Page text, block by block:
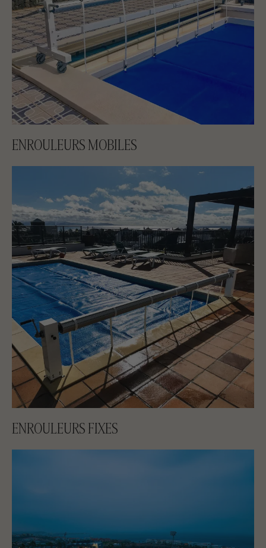
ENROULEURS MOBILES
ENROULEURS FIXES